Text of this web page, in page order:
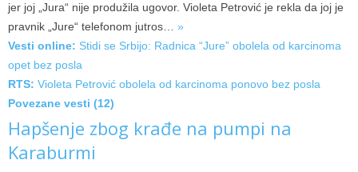
jer joj „Jura“ nije produžila ugovor. Violeta Petrović je rekla da joj je
pravnik „Jure“ telefonom jutros… »
Vesti online: Stidi se Srbijo: Radnica “Jure” obolela od karcinoma
opet bez posla
RTS: Violeta Petrović obolela od karcinoma ponovo bez posla
Povezane vesti (12)
Hapšenje zbog krađe na pumpi na
Karaburmi